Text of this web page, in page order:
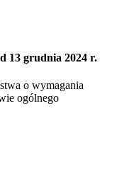
13 grudnia 2024 r.
o wymagania
ogólnego